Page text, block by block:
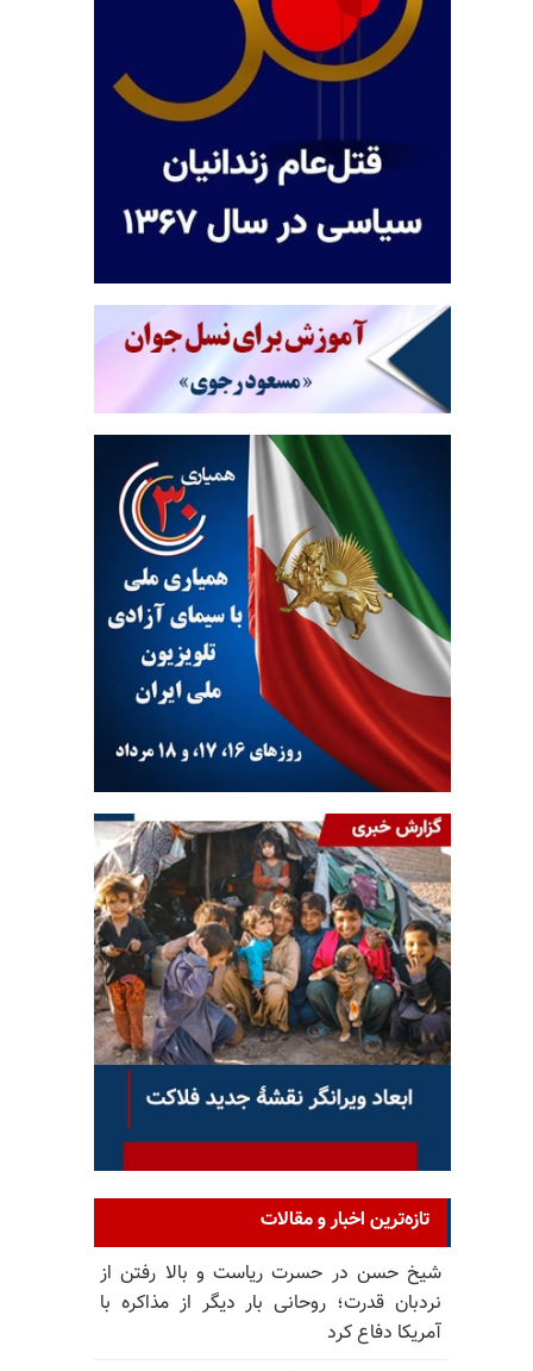
تازه‌ترین اخبار و مقالات
شیخ حسن در حسرت ریاست و بالا رفتن از
نردبان قدرت؛ روحانی بار دیگر از مذاکره با
آمریکا دفاع کرد